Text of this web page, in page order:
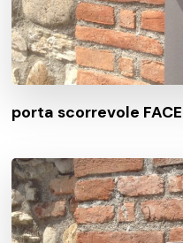
porta scorrevole